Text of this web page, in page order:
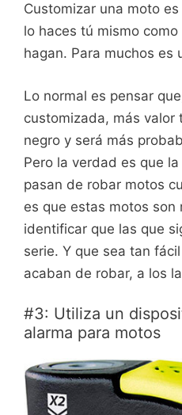
Customizar una moto
lo haces tú mismo
hagan. Para muchos es
Lo normal es pensar
customizada, más valor
negro y será más
Pero la verdad es que
pasan de robar motos
es que estas motos son
identificar que las que
serie. Y que sea tan
acaban de robar, a los
#3: Utiliza un
alarma para motos